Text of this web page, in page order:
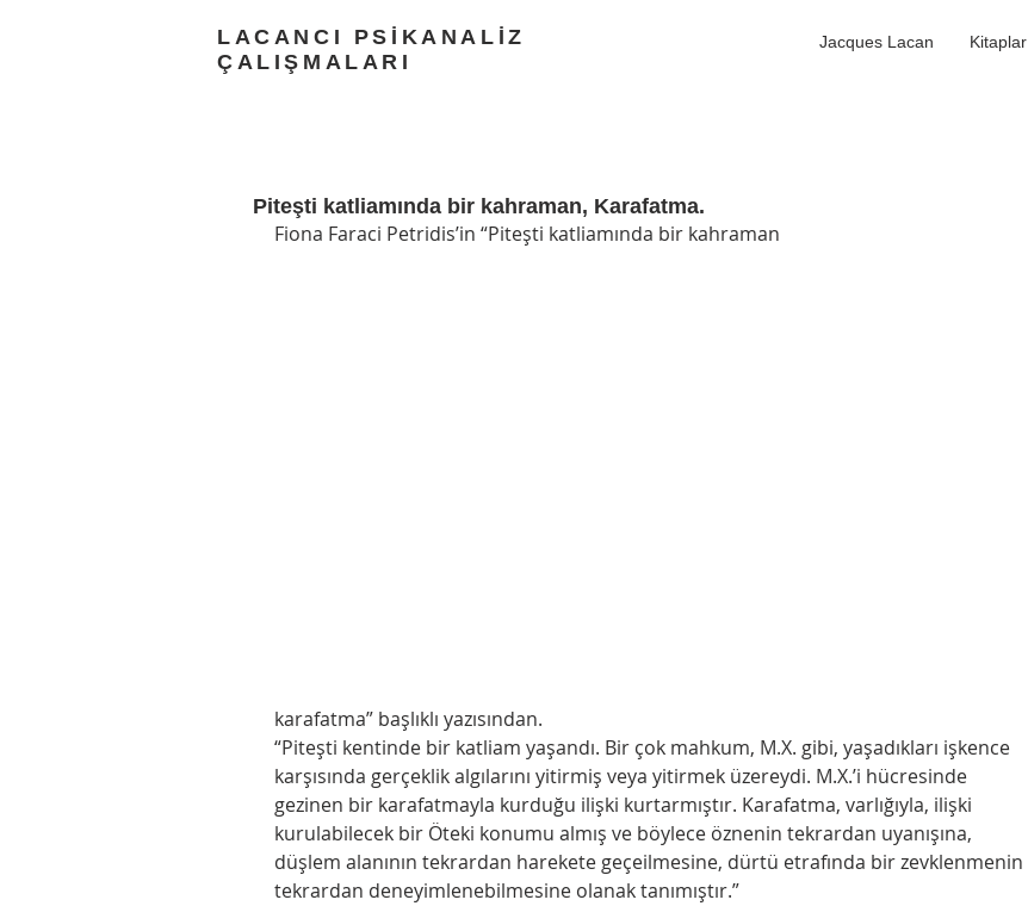
LACANCI PSİKANALİZ
ÇALIŞMALARI
Jacques Lacan Kitaplar
Piteşti katliamında bir kahraman, Karafatma.
Fiona Faraci Petridis’in “Piteşti katliamında bir kahraman
karafatma” başlıklı yazısından.
“Piteşti kentinde bir katliam yaşandı. Bir çok mahkum, M.X. gibi, yaşadıkları işkence
karşısında gerçeklik algılarını yitirmiş veya yitirmek üzereydi. M.X.’i hücresinde
gezinen bir karafatmayla kurduğu ilişki kurtarmıştır. Karafatma, varlığıyla, ilişki
kurulabilecek bir Öteki konumu almış ve böylece öznenin tekrardan uyanışına,
düşlem alanının tekrardan harekete geçeilmesine, dürtü etrafında bir zevklenmenin
tekrardan deneyimlenebilmesine olanak tanımıştır.”